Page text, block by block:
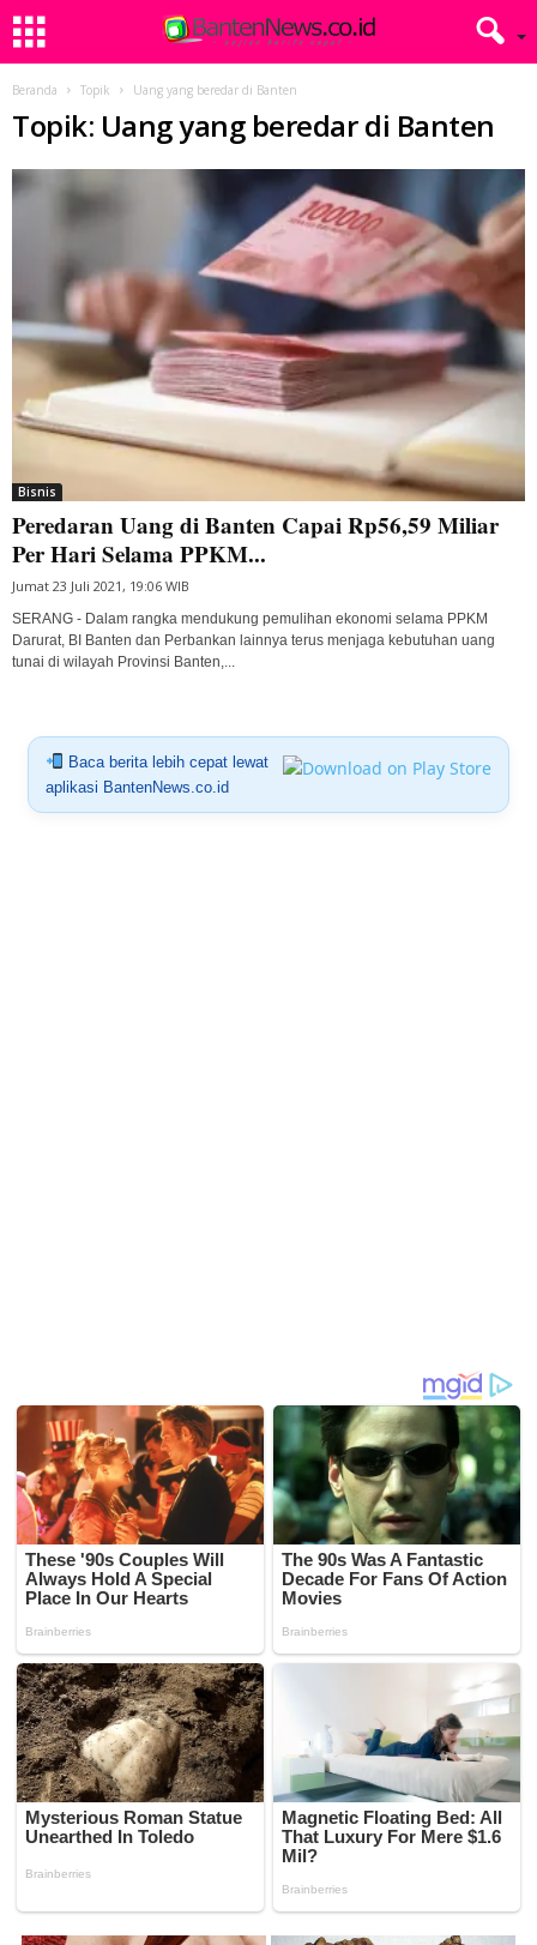
Beranda Topik Uang yang beredar di Banten
Topik: Uang yang beredar di Banten
Bisnis
Peredaran Uang di Banten Capai Rp56,59 Miliar
Per Hari Selama PPKM...
Jumat 23 Juli 2021, 19:06 WIB
SERANG - Dalam rangka mendukung pemulihan ekonomi selama PPKM
Darurat, BI Banten dan Perbankan lainnya terus menjaga kebutuhan uang
tunai di wilayah Provinsi Banten,...
Baca berita lebih cepat lewat
aplikasi BantenNews.co.id